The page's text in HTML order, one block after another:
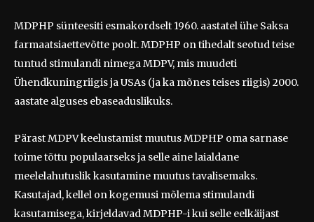
MDPHP sünteesiti esmakordselt 1960. aastatel ühe Saksa
farmaatsiaettevõtte poolt. MDPHP on tihedalt seotud teise
tuntud stimulandi nimega MDPV, mis muudeti
Ühendkuningriigis ja USAs (ja ka mõnes teises riigis) 2000.
aastate alguses ebaseaduslikuks.
Pärast MDPV keelustamist muutus MDPHP oma sarnase
toime tõttu populaarseks ja selle aine laialdane
meelelahutuslik kasutamine muutus tavalisemaks.
Kasutajad, kellel on kogemusi mõlema stimulandi
kasutamisega, kirjeldavad MDPHP-i kui selle eelkäijast